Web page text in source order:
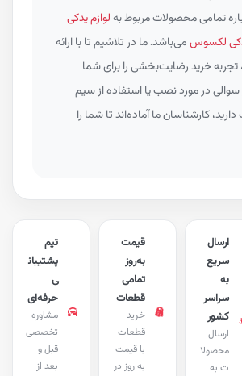
تمامی محصولات مربوط بهلوازم یدکی
لکسوسمی‌باشد. ما در تلاشیم تا با ارائه
خرید رضایت‌بخشی را برای شما
در مورد نصب یا استفاده از سیم
کارشناسان ما آماده‌اند تا شما را
پشتیبان
حرفه‌ای
مشاوره
تخصصی
قبل و
بعد از
قیمت
به‌روز
تمامی
قطعات
خرید
قطعات
با قیمت
به روز در
ارسال
سریع
سراسر
ارسال
محصولا
ت به